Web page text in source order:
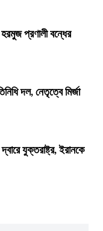
প্রণালী বন্ধের
দল, নেতৃত্বে মির্জা
যুক্তরাষ্ট্র, ইরানকে